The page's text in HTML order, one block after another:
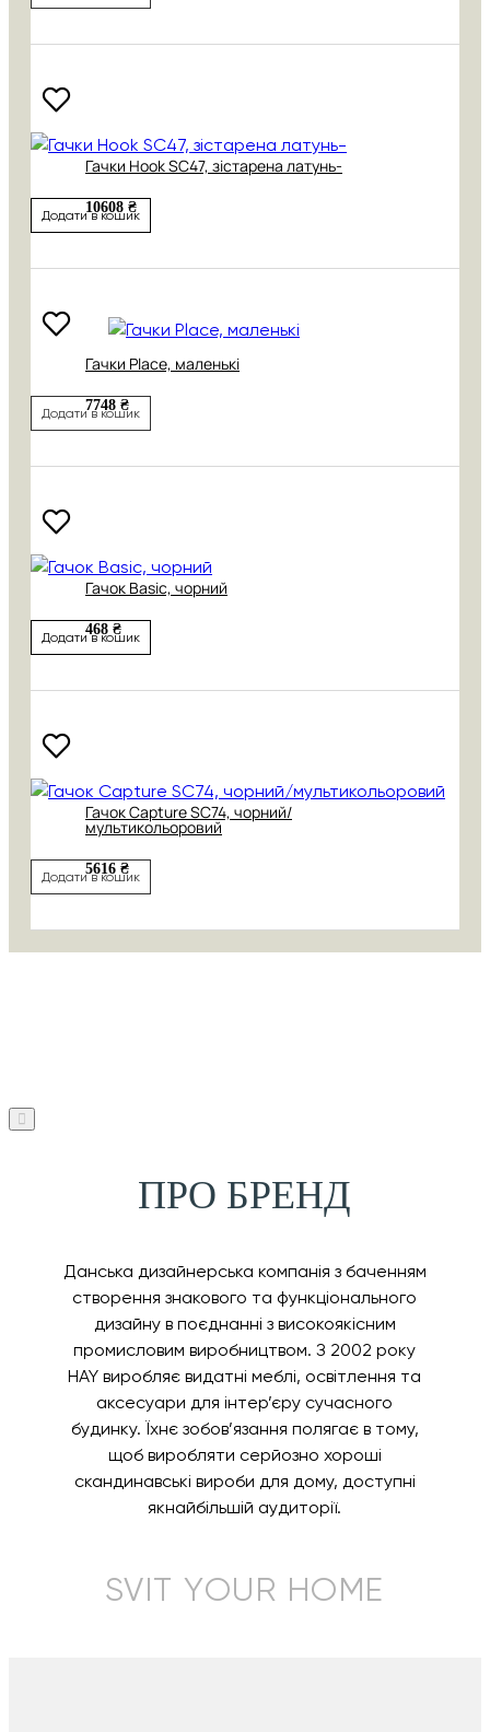
Гачки Hook SC47, зістарена латунь-
10608 ₴
Додати в кошик
Гачки Place, маленькі
7748 ₴
Додати в кошик
Гачок Basic, чорний
468 ₴
Додати в кошик
Гачок Capture SC74, чорний/
мультикольоровий
5616 ₴
Додати в кошик
ПРО БРЕНД
Данська дизайнерська компанія з баченням
створення знакового та функціонального
дизайну в поєднанні з високоякісним
промисловим виробництвом. З 2002 року
HAY виробляє видатні меблі, освітлення та
аксесуари для інтер’єру сучасного
будинку. Їхнє зобов’язання полягає в тому,
щоб виробляти серйозно хороші
скандинавські вироби для дому, доступні
якнайбільшій аудиторії.
SVIT YOUR HOME